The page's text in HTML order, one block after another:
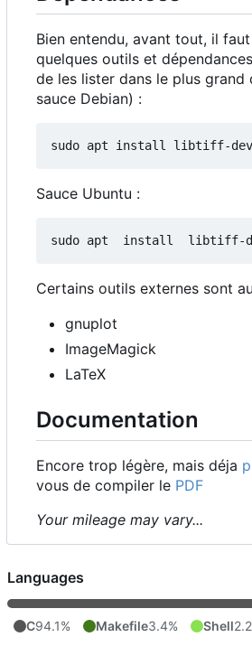
Bien entendu, avant tout, il
quelques outils et
de les lister dans le plus grand
sauce Debian) :
Sauce Ubuntu :
Certains outils externes sont
gnuplot
ImageMagick
LaTeX
Documentation
Encore trop légère, mais déja
vous de compiler le PDF
Your mileage may vary...
Languages
C94.1% Makefile3.4% Shell